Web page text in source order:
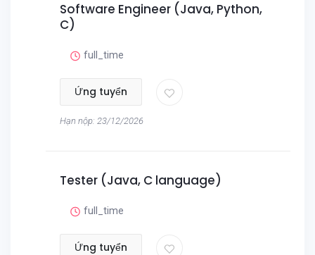
Software Engineer (Java, Python,
C)
full_time
Ứng tuyển
Hạn nộp: 23/12/2026
Tester (Java, C language)
full_time
Ứng tuyển